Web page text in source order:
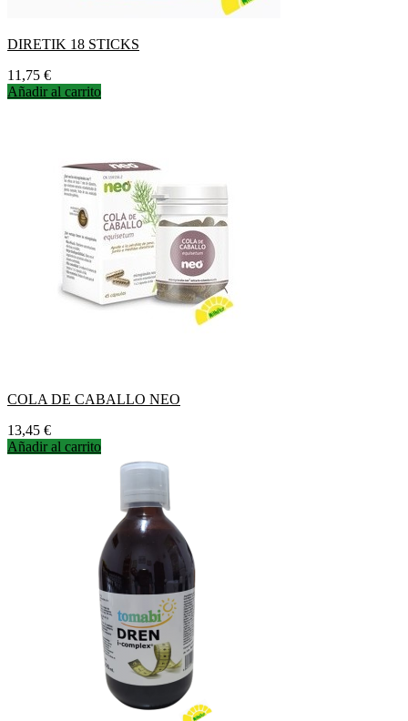
DIRETIK 18 STICKS
Precio
11,75 €
Añadir al carrito
COLA DE CABALLO NEO
Precio
13,45 €
Añadir al carrito